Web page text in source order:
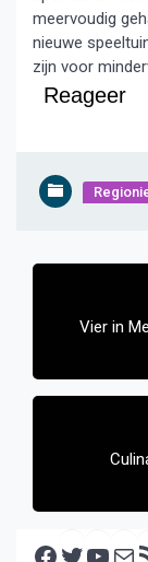
meervoudig
nieuwe
zijn voor
Reageer
Bericht
Vier in
Facebook Twitter YouTube E-mail